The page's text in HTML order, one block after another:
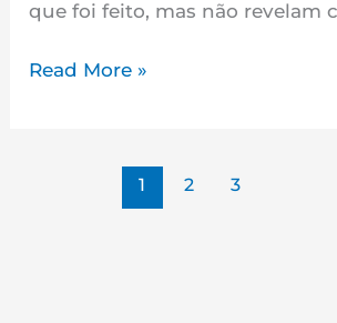
que foi feito, mas não revelam
Read More »
1 2 3